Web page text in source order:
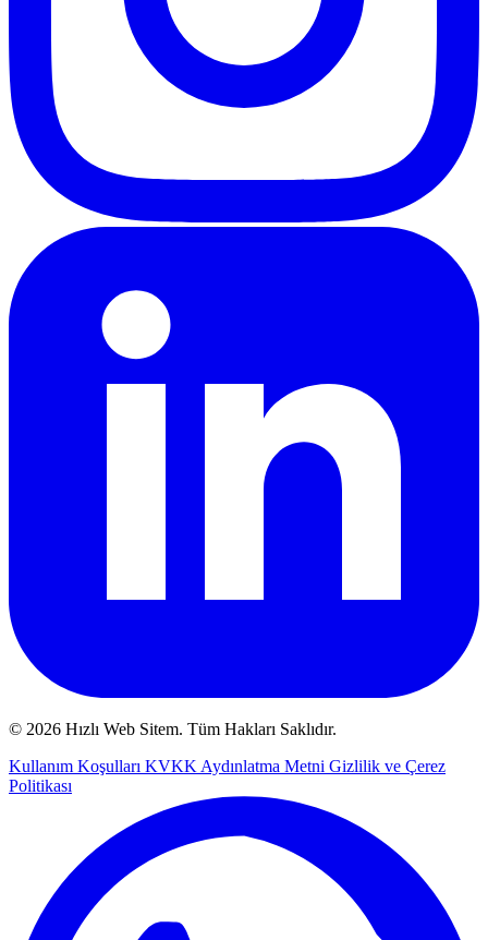
© 2026 Hızlı Web Sitem. Tüm Hakları Saklıdır.
Kullanım Koşulları KVKK Aydınlatma Metni Gizlilik ve Çerez
Politikası